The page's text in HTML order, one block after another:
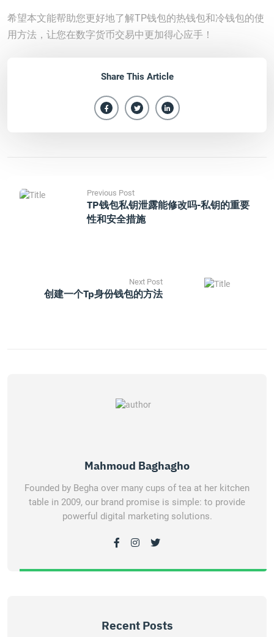
希望本文能帮助您更好地了解TP钱包的热钱包和冷钱包的使
用方法，让您在数字货币交易中更加得心应手！
Share This Article
Previous Post
TP钱包私钥泄露能修改吗-私钥的重要
性和安全措施
Next Post
创建一个tp身份钱包的方法
Mahmoud Baghagho
Founded by Begha over many cups of tea at her kitchen
table in 2009, our brand promise is simple: to provide
powerful digital marketing solutions.
Recent Posts